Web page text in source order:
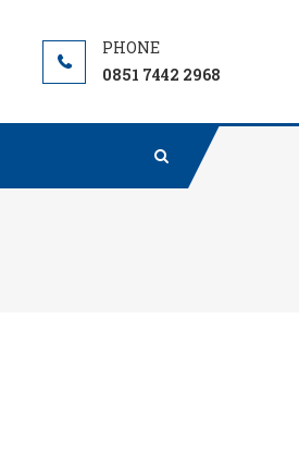
0851 7442 2968